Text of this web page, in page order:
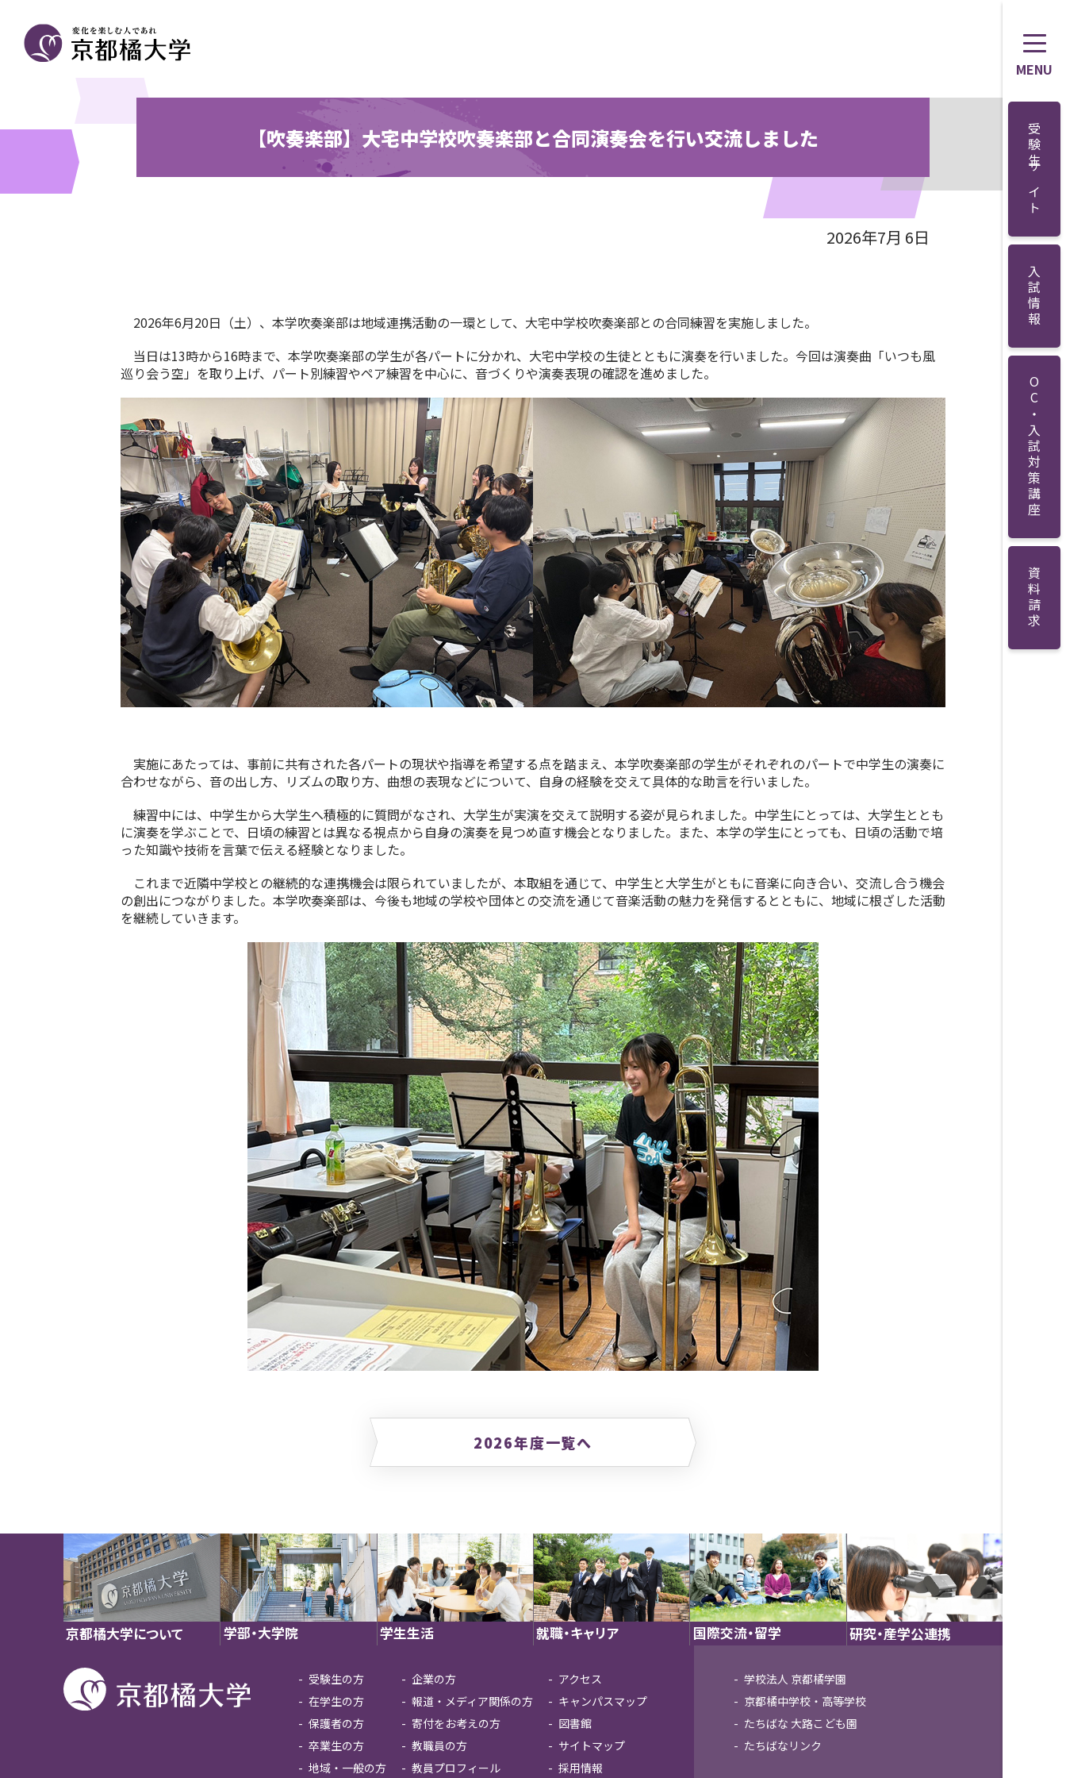
MENU
受験生サイト
入試情報
OC・入試対策講座
資料請求
【吹奏楽部】大宅中学校吹奏楽部と合同演奏会を行い交流しました
2026年7月 6日
2026年6月20日（土）、本学吹奏楽部は地域連携活動の一環として、大宅中学校吹奏楽部との合同練習を実施しました。
当日は13時から16時まで、本学吹奏楽部の学生が各パートに分かれ、大宅中学校の生徒とともに演奏を行いました。今回は演奏曲「いつも風
巡り会う空」を取り上げ、パート別練習やペア練習を中心に、音づくりや演奏表現の確認を進めました。
実施にあたっては、事前に共有された各パートの現状や指導を希望する点を踏まえ、本学吹奏楽部の学生がそれぞれのパートで中学生の演奏に
合わせながら、音の出し方、リズムの取り方、曲想の表現などについて、自身の経験を交えて具体的な助言を行いました。
練習中には、中学生から大学生へ積極的に質問がなされ、大学生が実演を交えて説明する姿が見られました。中学生にとっては、大学生ととも
に演奏を学ぶことで、日頃の練習とは異なる視点から自身の演奏を見つめ直す機会となりました。また、本学の学生にとっても、日頃の活動で培
った知識や技術を言葉で伝える経験となりました。
これまで近隣中学校との継続的な連携機会は限られていましたが、本取組を通じて、中学生と大学生がともに音楽に向き合い、交流し合う機会
の創出につながりました。本学吹奏楽部は、今後も地域の学校や団体との交流を通じて音楽活動の魅力を発信するとともに、地域に根ざした活動
を継続していきます。
2026年度一覧へ
京都橘大学について 学部・大学院 学生生活 就職・キャリア 国際交流・留学 研究・産学公連携
受験生の方
在学生の方
保護者の方
卒業生の方
地域・一般の方
企業の方
報道・メディア関係の方
寄付をお考えの方
教職員の方
教員プロフィール
アクセス
キャンパスマップ
図書館
サイトマップ
採用情報
学校法人 京都橘学園
京都橘中学校・高等学校
たちばな 大路こども園
たちばなリンク